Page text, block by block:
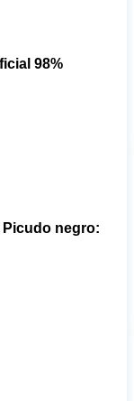
98%
Picudo negro: